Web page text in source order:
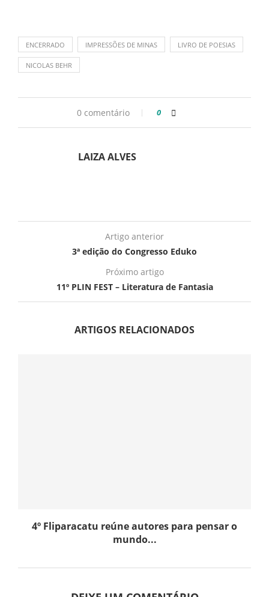
ENCERRADO IMPRESSÕES DE MINAS LIVRO DE POESIAS
NICOLAS BEHR
0 comentário 0
LAIZA ALVES
Artigo anterior
3ª edição do Congresso Eduko
Próximo artigo
11º PLIN FEST – Literatura de Fantasia
ARTIGOS RELACIONADOS
4º Fliparacatu reúne autores para pensar o
mundo...